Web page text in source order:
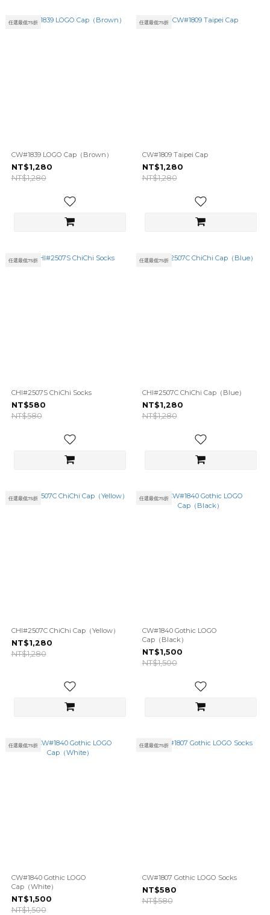
任選最低75折
CW#1839 LOGO Cap（Brown）
NT$1,280
NT$1,280
任選最低75折
CW#1809 Taipei Cap
NT$1,280
NT$1,280
任選最低75折
CHI#2507S ChiChi Socks
NT$580
NT$580
任選最低75折
CHI#2507C ChiChi Cap（Blue）
NT$1,280
NT$1,280
任選最低75折
CHI#2507C ChiChi Cap（Yellow）
NT$1,280
NT$1,280
任選最低75折
CW#1840 Gothic LOGO
Cap（Black）
NT$1,500
NT$1,500
任選最低75折
CW#1840 Gothic LOGO
Cap（White）
NT$1,500
NT$1,500
任選最低75折
CW#1807 Gothic LOGO Socks
NT$580
NT$580